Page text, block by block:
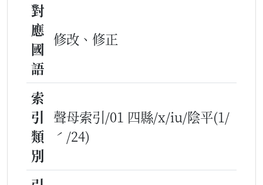
對
應
國
語
修改、修正
索
引
類
別
聲母索引/01 四縣/x/iu/陰平(1/
ˊ/24)